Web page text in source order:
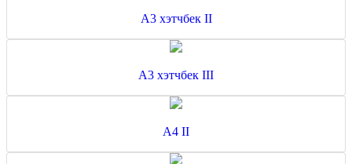
A3 хэтчбек II
A3 хэтчбек III
A4 II